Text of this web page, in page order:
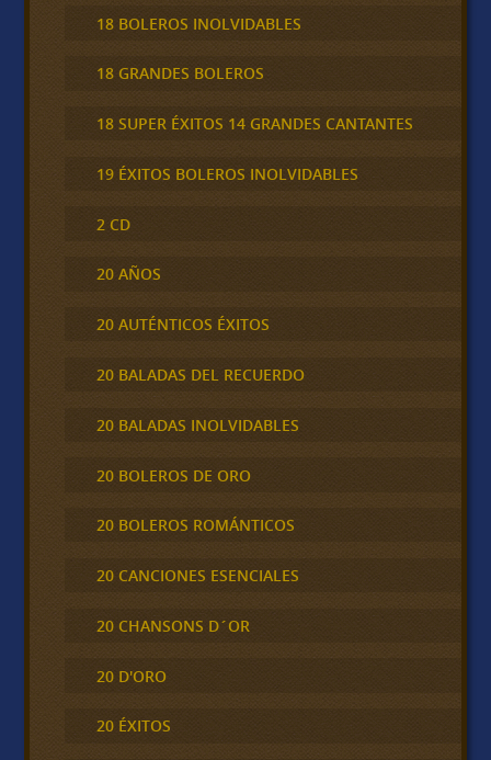
18 BOLEROS INOLVIDABLES
18 GRANDES BOLEROS
18 SUPER ÉXITOS 14 GRANDES CANTANTES
19 ÉXITOS BOLEROS INOLVIDABLES
2 CD
20 AÑOS
20 AUTÉNTICOS ÉXITOS
20 BALADAS DEL RECUERDO
20 BALADAS INOLVIDABLES
20 BOLEROS DE ORO
20 BOLEROS ROMÁNTICOS
20 CANCIONES ESENCIALES
20 CHANSONS D´OR
20 D'ORO
20 ÉXITOS